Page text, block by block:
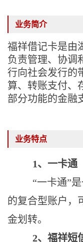
业务简介
福祥借记卡是由
负责管理、协调
行向社会发行的
算、转账支付、
部分功能的金融
业务特点
1、一卡通
“一卡通”
的复合型账户，
金划转。
2、福祥短